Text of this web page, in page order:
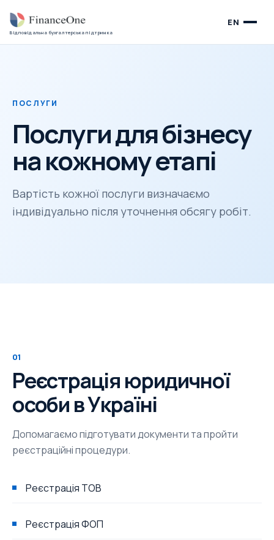
Відповідальна бухгалтерська підтримка
EN
ПОСЛУГИ
Послуги для бізнесу
на кожному етапі
Вартість кожної послуги визначаємо
індивідуально після уточнення обсягу робіт.
01
Реєстрація юридичної
особи в Україні
Допомагаємо підготувати документи та пройти
реєстраційні процедури.
Реєстрація ТОВ
Реєстрація ФОП